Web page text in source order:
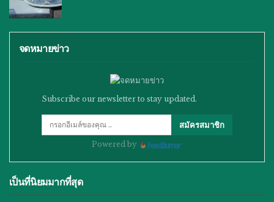
จดหมายข่าว
Subscribe our newsletter to stay updated.
สมัครสมาชิก
Powered by
เป็นที่นิยมมากที่สุด